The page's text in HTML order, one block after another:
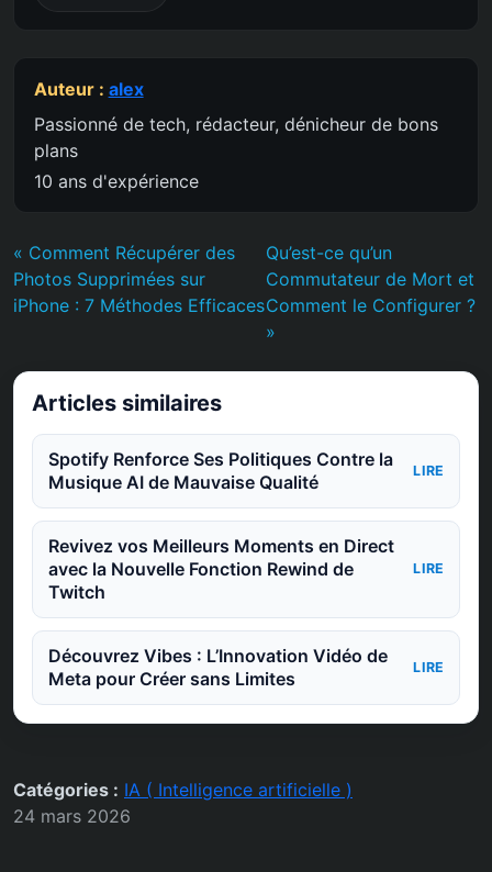
Auteur : alex
Passionné de tech, rédacteur, dénicheur de bons
plans
10 ans d'expérience
« Comment Récupérer des
Photos Supprimées sur
iPhone : 7 Méthodes Efficaces
Qu’est-ce qu’un
Commutateur de Mort et
Comment le Configurer ?
»
Articles similaires
Spotify Renforce Ses Politiques Contre la
Musique AI de Mauvaise Qualité
LIRE
Revivez vos Meilleurs Moments en Direct
avec la Nouvelle Fonction Rewind de
Twitch
LIRE
Découvrez Vibes : L’Innovation Vidéo de
Meta pour Créer sans Limites
LIRE
Catégories : IA ( Intelligence artificielle )
24 mars 2026